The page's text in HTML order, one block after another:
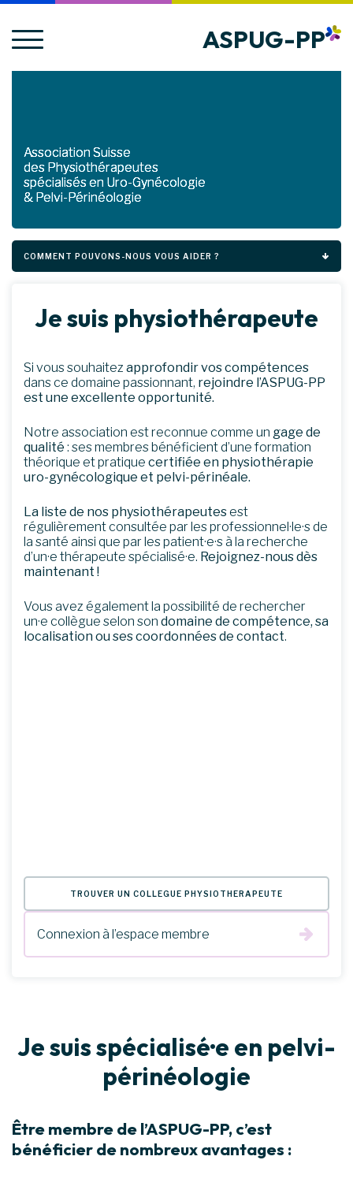
ASPUG-PP
Association Suisse
des Physiothérapeutes
spécialisés en Uro-Gynécologie
& Pelvi-Périnéologie
COMMENT POUVONS-NOUS VOUS AIDER ?
Je suis physiothérapeute
Si vous souhaitez approfondir vos compétences
dans ce domaine passionnant, rejoindre l’ASPUG-PP
est une excellente opportunité.
Notre association est reconnue comme un gage de
qualité : ses membres bénéficient d’une formation
théorique et pratique certifiée en physiothérapie
uro-gynécologique et pelvi-périnéale.
La liste de nos physiothérapeutesest
régulièrement consultée par les professionnel·le·s de
la santé ainsi que par les patient·e·s à la recherche
d’un·e thérapeute spécialisé·e. Rejoignez-nous dès
maintenant !
Vous avez également la possibilité de rechercher
un·e collègue selon son domaine de compétence, sa
localisation ou ses coordonnées de contact.
TROUVER UN COLLÈGUE PHYSIOTHÉRAPEUTE
Connexion à l’espace membre
Je suis spécialisé·e en pelvi-
périnéologie
Être membre de l’ASPUG-PP, c’est
bénéficier de nombreux avantages :